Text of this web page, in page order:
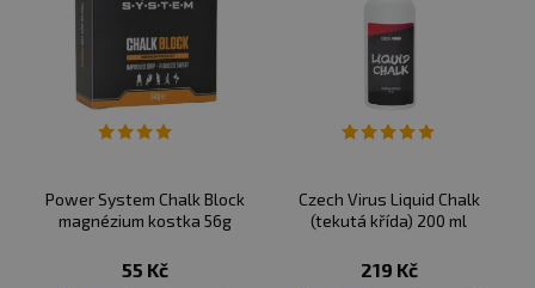
Power System Chalk Block
magnézium kostka 56g
55 Kč
Czech Virus Liquid Chalk
(tekutá křída) 200 ml
219 Kč